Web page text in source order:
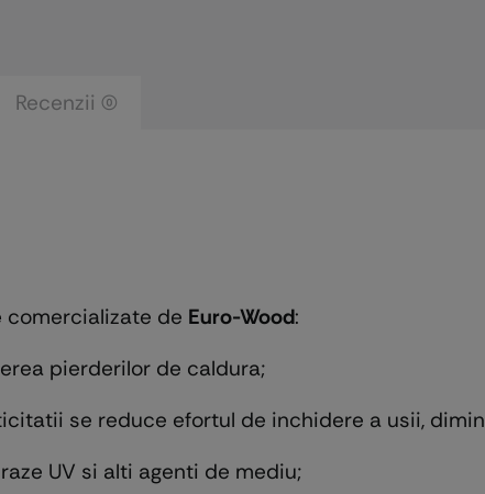
Recenzii (0)
comercializate de Euro-Wood:
pierderilor de caldura;
se reduce efortul de inchidere a usii,
UV si alti agenti de mediu;